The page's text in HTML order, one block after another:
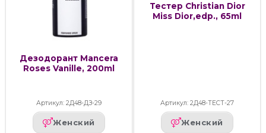
Дезодорант Mancera
Roses Vanille, 200ml
Артикул: 2Д48-ДЗ-29
Женский
Тестер Christian Dior
Miss Dior,edp., 65ml
Артикул: 2Д48-ТЕСТ-27
Женский